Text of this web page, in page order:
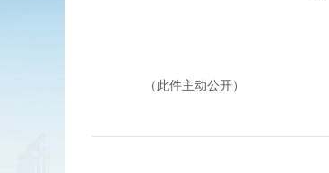
（科技部火炬
（此件主动公开）